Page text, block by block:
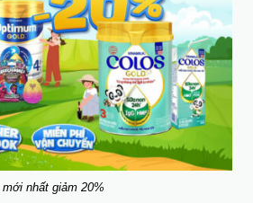
nhất giảm 20%